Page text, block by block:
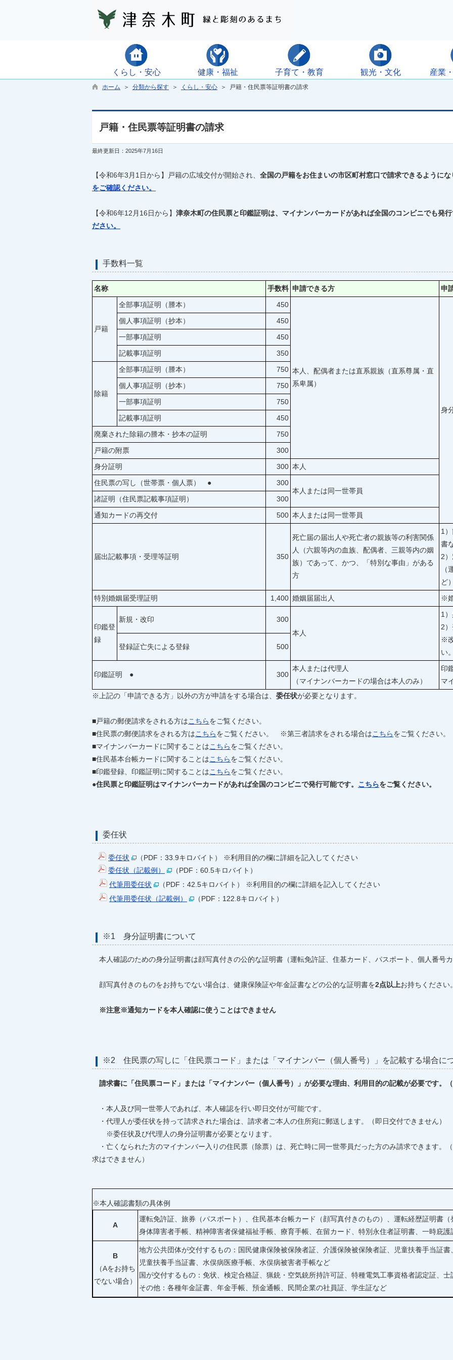
くらし・安心 健康・福祉 子育て・教育 観光・文化 産業
ホーム ＞ 分類から探す ＞ くらし・安心 ＞ 戸籍・住民票等証明書の請求
戸籍・住民票等証明書の請求
最終更新日：2025年7月16日
【令和6年3月1日から】戸籍の広域交付が開始され、 全国の戸籍をお住まいの市区町村窓口で請求できるように
をご確認ください。
【令和6年12月16日から】 津奈木町の住民票と印鑑証明は、マイナンバーカードがあれば全国のコンビニでも発行
ださい。
手数料一覧
名称 手数料 申請できる方 申
戸籍
全部事項証明（謄本） 450
本人、配偶者または直系親族（直系尊属・直
系卑属）
身
個人事項証明（抄本）
450
一部事項証明
450
記載事項証明
350
除籍
全部事項証明（謄本）
750
個人事項証明（抄本）
750
一部事項証明
750
記載事項証明
450
廃棄された除籍の謄本・抄本の証明
750
戸籍の附票
300
身分証明
300 本人
住民票の写し（世帯票・個人票） ●
300
本人または同一世帯員
諸証明（住民票記載事項証明）
300
通知カードの再交付
500 本人または同一世帯員
届出記載事項・受理等証明 350
死亡届の届出人や死亡者の親族等の利害関係
人（六親等内の血族、配偶者、三親等内の姻
族）であって、かつ、「特別な事由」がある
方
1
書
2
ど）
特別婚姻届受理証明
1,400 婚姻届届出人 ※
印鑑登
録
新規・改印
300
本人
1
2
※
い。
登録証亡失による登録 500
印鑑証明 ● 300
本人または代理人
（マイナンバーカードの場合は本人のみ）
印
マ
※上記の「申請できる方」以外の方が申請をする場合は、 委任状が必要となります。
■戸籍の郵便請求をされる方はこちらをご覧ください。
■住民票の郵便請求をされる方はこちらをご覧ください。 ※第三者請求をされる場合はこちらをご覧ください。
■マイナンバーカードに関することはこちらをご覧ください。
■住民基本台帳カードに関することはこちらをご覧ください。
■印鑑登録、印鑑証明に関することはこちらをご覧ください。
●住民票と印鑑証明はマイナンバーカードがあれば全国のコンビニで発行可能です。 こちらをご覧ください。
委任状
委任状
（PDF：33.9キロバイト） ※利用目的の欄に詳細を記入してください
委任状（記載例）
（PDF：60.5キロバイト）
代筆用委任状
（PDF：42.5キロバイト） ※利用目的の欄に詳細を記入してください
代筆用委任状（記載例）
（PDF：122.8キロバイト）
※1 身分証明書について
本人確認のための身分証明書は顔写真付きの公的な証明書（運転免許証、住基カード、パスポート、個人番号カ
顔写真付きのものをお持ちでない場合は、健康保険証や年金証書などの公的な証明書を2点以上お持ちください。
※注意※通知カードを本人確認に使うことはできません
※2 住民票の写しに「住民票コード」または「マイナンバー（個人番号）」を記載する場合に
請求書に「住民票コード」または「マイナンバー（個人番号）」が必要な理由、利用目的の記載が必要です。（
・本人及び同一世帯人であれば、本人確認を行い即日交付が可能です。
・代理人が委任状を持って請求された場合は、請求者ご本人の住所宛に郵送します。（即日交付できません）
※委任状及び代理人の身分証明書が必要となります。
・亡くなられた方のマイナンバー入りの住民票（除票）は、死亡時に同一世帯員だった方のみ請求できます。
求はできません）
※本人確認書類の具体例
A
運転免許証、旅券（パスポート）、住民基本台帳カード（顔写真付きのもの）、運転経歴証明書（
身体障害者手帳、精神障害者保健福祉手帳、療育手帳、在留カード、特別永住者証明書、一時庇
B
（Aをお持ち
でない場合）
地方公共団体が交付するもの：国民健康保険被保険者証、介護保険被保険者証、児童扶養手当証
児童扶養手当証書、水俣病医療手帳、水俣病被害者手帳など
国が交付するもの：免状、検定合格証、猟銃・空気銃所持許可証、特種電気工事資格者認定証、
その他：各種年金証書、年金手帳、預金通帳、民間企業の社員証、学生証など